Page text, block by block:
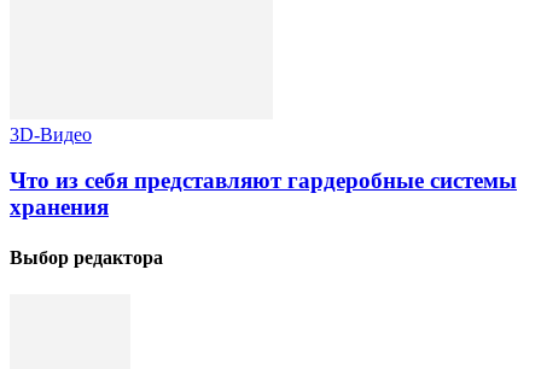
3D-Видео
Что из себя представляют гардеробные системы
хранения
Выбор редактора